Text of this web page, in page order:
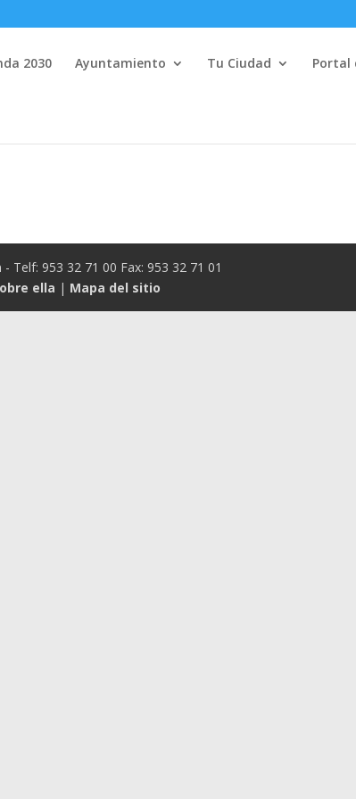
2030 Ayuntamiento Tu Ciudad Portal
Telf: 953 32 71 00 Fax: 953 32 71 01
ella | Mapa del sitio